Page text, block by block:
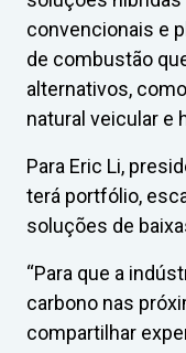
convencionais e
de combustão
alternativos,
natural veicular e
Para Eric Li,
terá portfólio,
soluções de
“Para que a
carbono nas
compartilhar